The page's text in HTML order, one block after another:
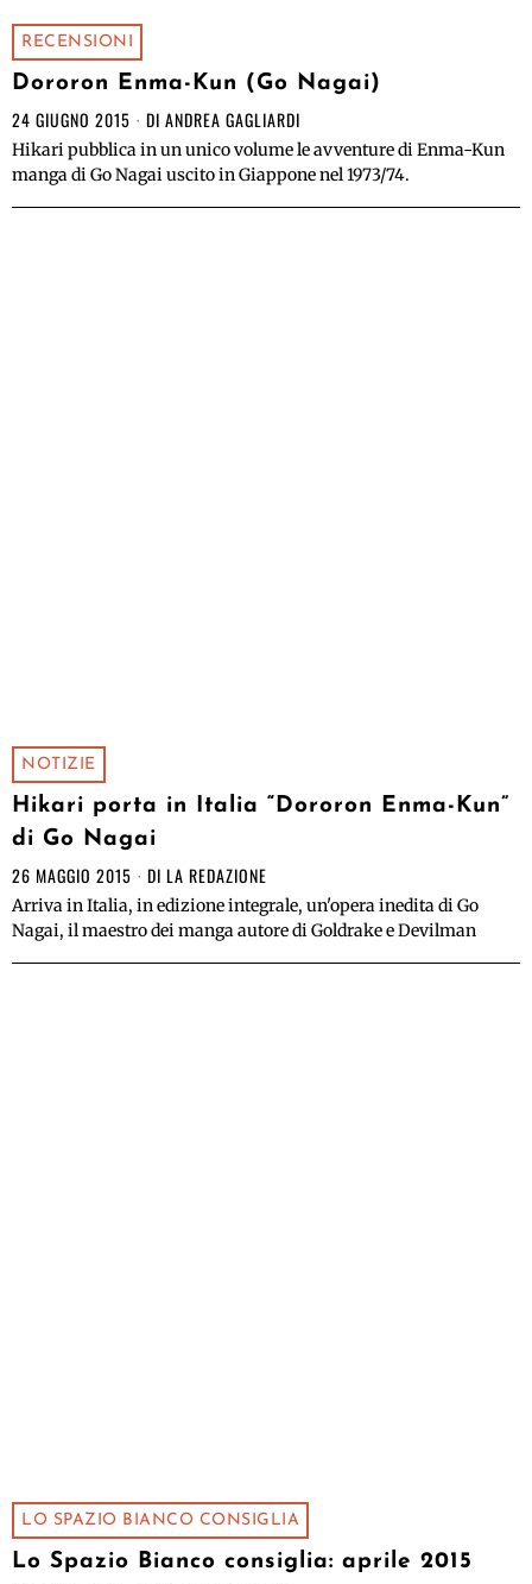
RECENSIONI
Dororon Enma-Kun (Go Nagai)
24 GIUGNO 2015 DI ANDREA GAGLIARDI
Hikari pubblica in un unico volume le avventure di Enma-Kun
manga di Go Nagai uscito in Giappone nel 1973/74.
NOTIZIE
Hikari porta in Italia “Dororon Enma-Kun”
di Go Nagai
26 MAGGIO 2015 DI LA REDAZIONE
Arriva in Italia, in edizione integrale, un'opera inedita di Go
Nagai, il maestro dei manga autore di Goldrake e Devilman
LO SPAZIO BIANCO CONSIGLIA
Lo Spazio Bianco consiglia: aprile 2015